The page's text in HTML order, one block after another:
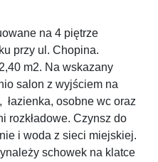
na 4 piętrze
przy ul. Chopina.
m2. Na wskazany
salon z wyjściem na
łazienka, osobne wc oraz
rozkładowe. Czynsz do
i woda z sieci miejskiej.
schowek na klatce